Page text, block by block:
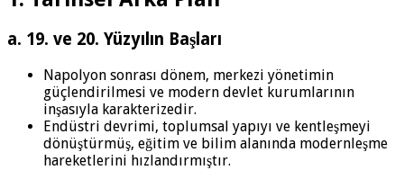
a. 19. ve 20. Yüzyılın Başları
Napolyon sonrası dönem, merkezi yönetimin
güçlendirilmesi ve modern devlet kurumlarının
inşasıyla karakterizedir.
Endüstri devrimi, toplumsal yapıyı ve kentleşmeyi
dönüştürmüş, eğitim ve bilim alanında modernleşme
hareketlerini hızlandırmıştır.